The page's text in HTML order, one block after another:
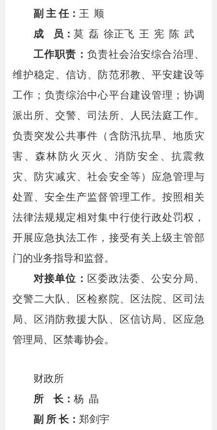
副 主 任：王 顺
成
员：莫 磊 徐正飞 王 宪 陈 武
工作职责： 负责社会治安综合治理、
维护稳定、信访、防范邪教、平安建设等
工作；负责综治中心平台建设管理；协调
派出所、交警、司法所、人民法庭工作。
负责突发公共事件（含防汛抗旱、地质灾
害、森林防火灭火、消防安全、抗震救
灾、防灾减灾、社会安全等）应急管理与
处置、安全生产监督管理工作。 按照相关
法律法规规定相对集中行使行政处罚权，
开展应急执法工作，接受有关上级主管部
门的业务指导和监督。
对接单位： 区委政法委、公安分局、
交警二大队、区检察院、区法院、区司法
局、区消防救援大队、区信访局、区应急
管理局、区禁毒协会。
财政所
所
长：杨 晶
副 所 长：郑剑宇